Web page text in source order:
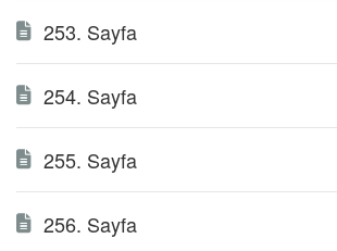
253. Sayfa
254. Sayfa
255. Sayfa
256. Sayfa